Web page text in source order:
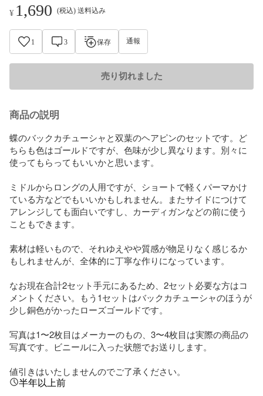
¥ 1,690 (税込) 送料込み
1 3 保存 通報
売り切れました
商品の説明
蝶のバックカチューシャと双葉のヘアピンのセットです。ど
ちらも色はゴールドですが、色味が少し異なります。別々に
使ってもらってもいいかと思います。
ミドルからロングの人用ですが、ショートで軽くパーマかけ
ている方などでもいいかもしれません。またサイドにつけて
アレンジしても面白いですし、カーディガンなどの前に使う
こともできます。
素材は軽いもので、それゆえやや質感が物足りなく感じるか
もしれませんが、全体的に丁寧な作りになっています。
なお現在合計2セット手元にあるため、2セット必要な方はコ
メントください。もう1セットはバックカチューシャのほうが
少し銅色がかったローズゴールドです。
写真は1〜2枚目はメーカーのもの、3〜4枚目は実際の商品の
写真です。ビニールに入った状態でお送りします。
値引きはいたしませんのでご了承ください。
半年以上前